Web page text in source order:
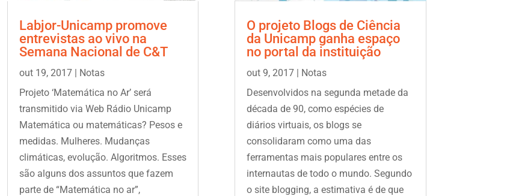
Labjor-Unicamp promove
entrevistas ao vivo na
Semana Nacional de C&T
out 19, 2017| Notas
Projeto ‘Matemática no Ar’ será
transmitido via Web Rádio Unicamp
Matemática ou matemáticas? Pesos e
medidas. Mulheres. Mudanças
climáticas, evolução. Algoritmos. Esses
são alguns dos assuntos que fazem
parte de “Matemática no ar”,
O projeto Blogs de Ciência
da Unicamp ganha espaço
no portal da instituição
out 9, 2017| Notas
Desenvolvidos na segunda metade da
década de 90, como espécies de
diários virtuais, os blogs se
consolidaram como uma das
ferramentas mais populares entre os
internautas de todo o mundo. Segundo
o site blogging, a estimativa é de que